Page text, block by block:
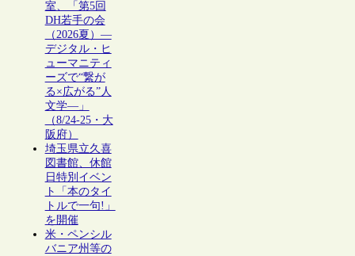
室、「第5回
DH若手の会
（2026夏）―
デジタル・ヒ
ューマニティ
ーズで“繋が
る×広がる”人
文学―」
（8/24-25・大
阪府）
埼玉県立久喜
図書館、休館
日特別イベン
ト「本のタイ
トルで一句!」
を開催
米・ペンシル
バニア州等の